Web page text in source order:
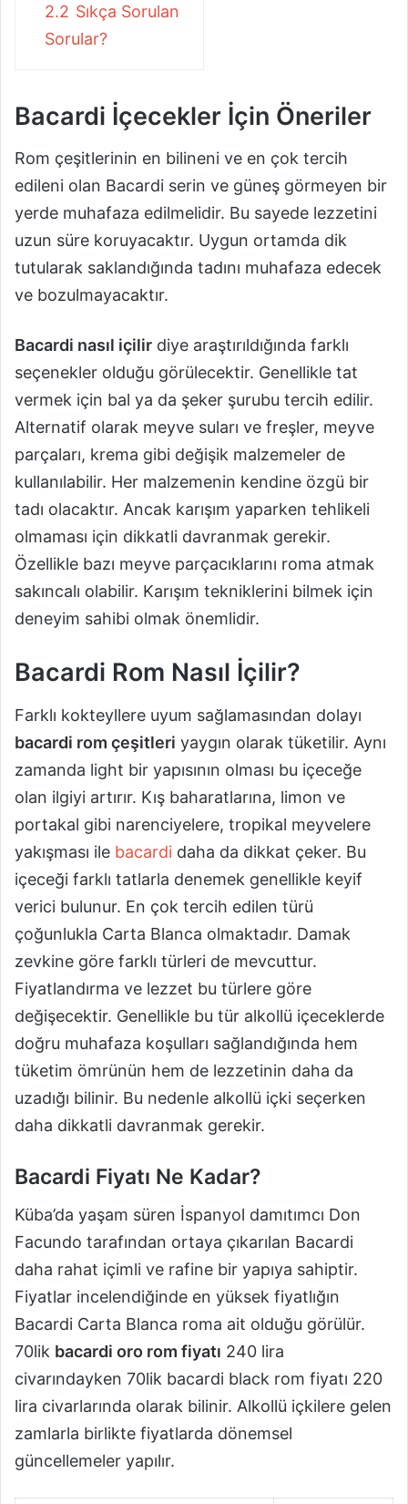
2.2 Sıkça Sorulan
Sorular?
Bacardi İçecekler İçin Öneriler
Rom çeşitlerinin en bilineni ve en çok tercih
edileni olan Bacardi serin ve güneş görmeyen bir
yerde muhafaza edilmelidir. Bu sayede lezzetini
uzun süre koruyacaktır. Uygun ortamda dik
tutularak saklandığında tadını muhafaza edecek
ve bozulmayacaktır.
Bacardi nasıl içilir diye araştırıldığında farklı
seçenekler olduğu görülecektir. Genellikle tat
vermek için bal ya da şeker şurubu tercih edilir.
Alternatif olarak meyve suları ve freşler, meyve
parçaları, krema gibi değişik malzemeler de
kullanılabilir. Her malzemenin kendine özgü bir
tadı olacaktır. Ancak karışım yaparken tehlikeli
olmaması için dikkatli davranmak gerekir.
Özellikle bazı meyve parçacıklarını roma atmak
sakıncalı olabilir. Karışım tekniklerini bilmek için
deneyim sahibi olmak önemlidir.
Bacardi Rom Nasıl İçilir?
Farklı kokteyllere uyum sağlamasından dolayı
bacardi rom çeşitleri yaygın olarak tüketilir. Aynı
zamanda light bir yapısının olması bu içeceğe
olan ilgiyi artırır. Kış baharatlarına, limon ve
portakal gibi narenciyelere, tropikal meyvelere
yakışması ile bacardi daha da dikkat çeker. Bu
içeceği farklı tatlarla denemek genellikle keyif
verici bulunur. En çok tercih edilen türü
çoğunlukla Carta Blanca olmaktadır. Damak
zevkine göre farklı türleri de mevcuttur.
Fiyatlandırma ve lezzet bu türlere göre
değişecektir. Genellikle bu tür alkollü içeceklerde
doğru muhafaza koşulları sağlandığında hem
tüketim ömrünün hem de lezzetinin daha da
uzadığı bilinir. Bu nedenle alkollü içki seçerken
daha dikkatli davranmak gerekir.
Bacardi Fiyatı Ne Kadar?
Küba’da yaşam süren İspanyol damıtımcı Don
Facundo tarafından ortaya çıkarılan Bacardi
daha rahat içimli ve rafine bir yapıya sahiptir.
Fiyatlar incelendiğinde en yüksek fiyatlığın
Bacardi Carta Blanca roma ait olduğu görülür.
70lik bacardi oro rom fiyatı 240 lira
civarındayken 70lik bacardi black rom fiyatı 220
lira civarlarında olarak bilinir. Alkollü içkilere gelen
zamlarla birlikte fiyatlarda dönemsel
güncellemeler yapılır.